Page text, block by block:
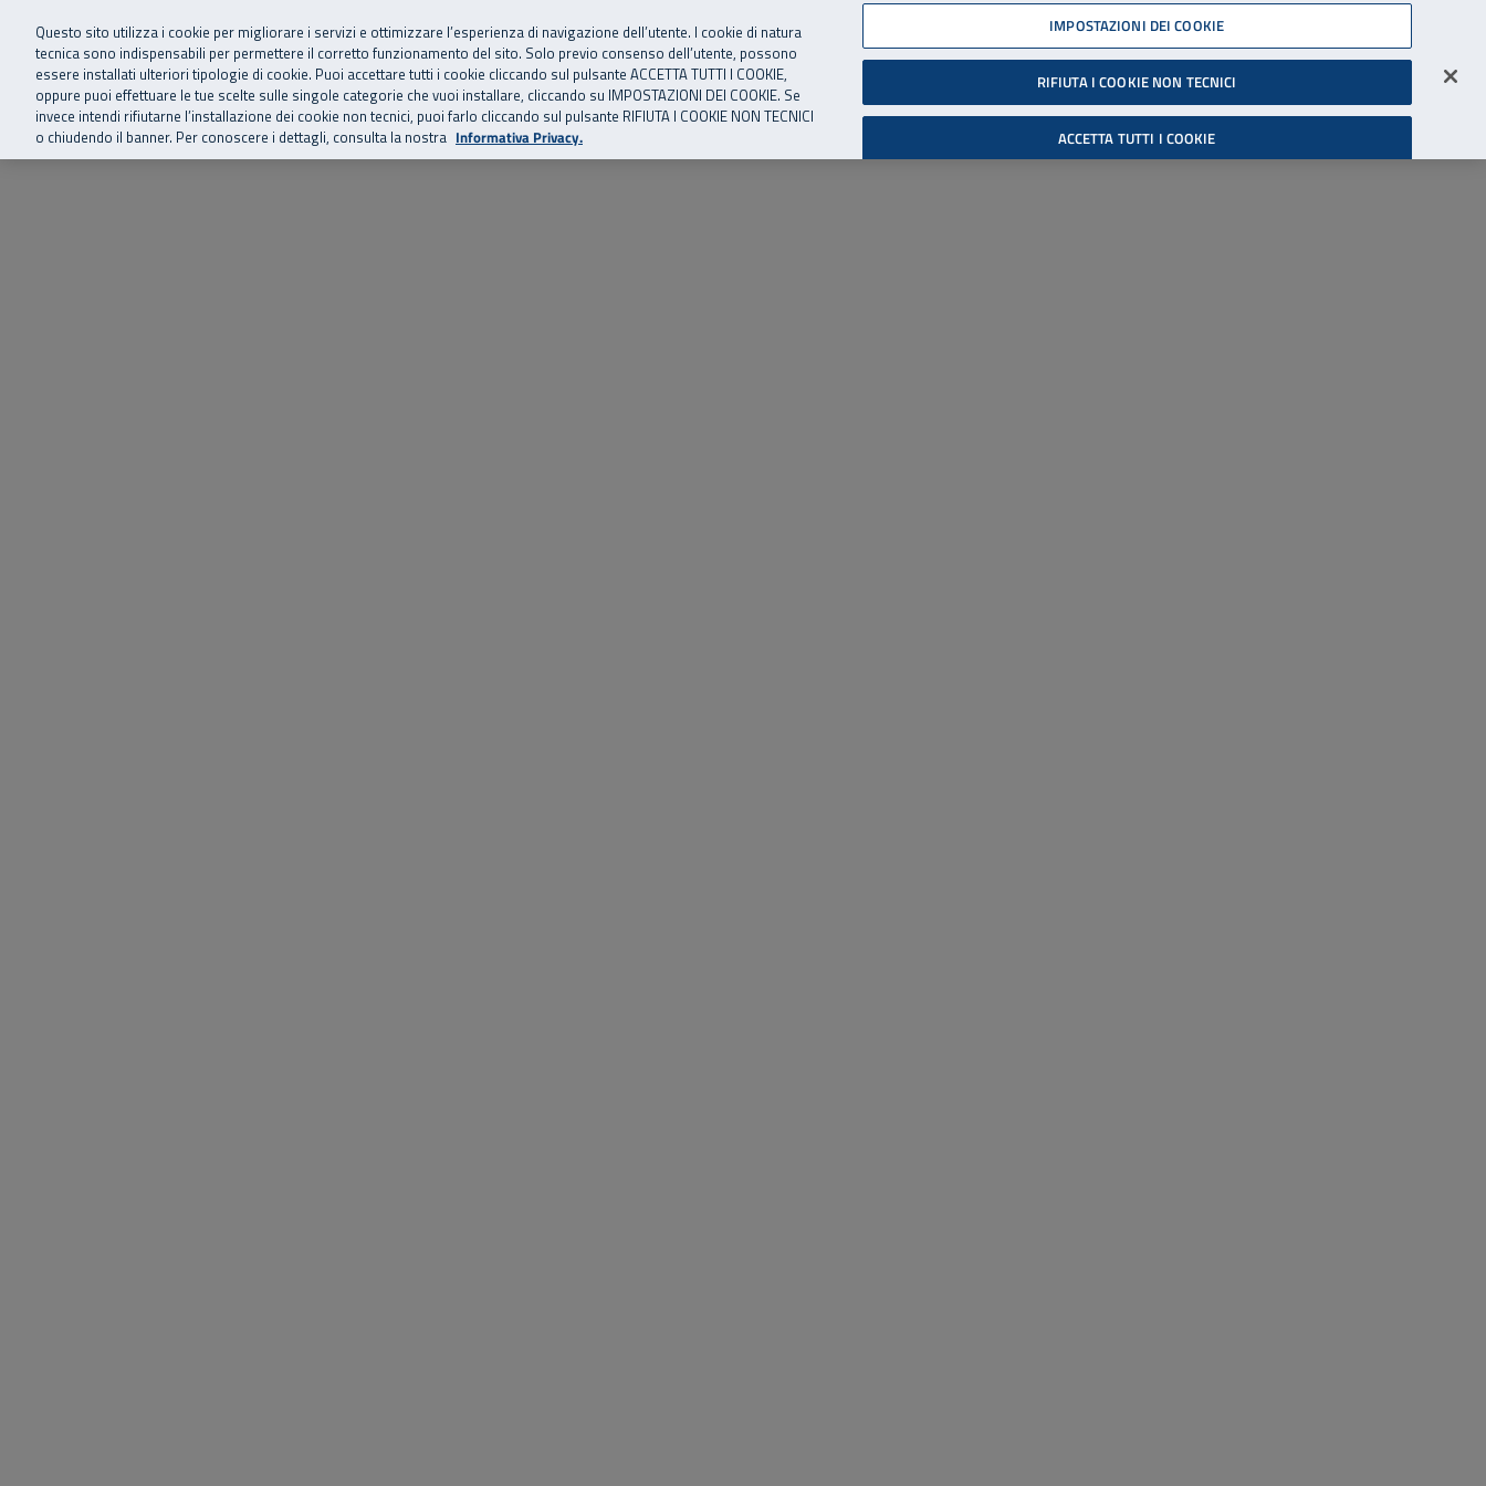
Vai al menu principale
Vai al contenuto principale
Vai al Footer 06 45539607
SuperAbile - il Contact Center Inail per il mondo della disabilità
Home Chi siamo Storie, news ed eventi Risorse utili Supporto Accessibilità
Cerca
Accedi all'area riservata
Questo sito utilizza i cookie per migliorare i servizi e ottimizzare l’esperienza di navigazione dell’utente. I cookie di natura
tecnica sono indispensabili per permettere il corretto funzionamento del sito. Solo previo consenso dell’utente, possono
essere installati ulteriori tipologie di cookie. Puoi accettare tutti i cookie cliccando sul pulsante ACCETTA TUTTI I COOKIE,
oppure puoi effettuare le tue scelte sulle singole categorie che vuoi installare, cliccando su IMPOSTAZIONI DEI COOKIE. Se
invece intendi rifiutarne l’installazione dei cookie non tecnici, puoi farlo cliccando sul pulsante RIFIUTA I COOKIE NON TECNICI
o chiudendo il banner. Per conoscere i dettagli, consulta la nostra Informativa Privacy.
IMPOSTAZIONI DEI COOKIE
RIFIUTA I COOKIE NON TECNICI
ACCETTA TUTTI I COOKIE